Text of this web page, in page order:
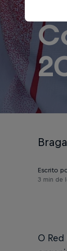
Escrito
3 min de
O